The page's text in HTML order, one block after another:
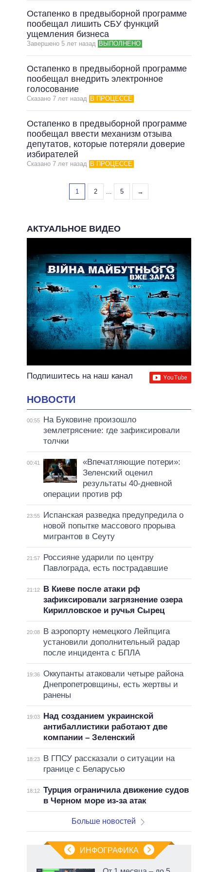
Остапенко в предвыборной программе
пообещал лишить СБУ функций
ущемления бизнеса
Завершено 5 лет назад ВЫПОЛНЕНО
Остапенко в предвыборной программе
пообещал внедрить электронное
голосование
Сказано 7 лет назад В ПРОЦЕССЕ
Остапенко в предвыборной программе
пообещал ввести механизм отзыва
депутатов, которые потеряли доверие
избирателей
Сказано 7 лет назад В ПРОЦЕССЕ
1 2 ... 5 →
АКТУАЛЬНОЕ ВИДЕО
Подпишитесь на наш канал
НОВОСТИ
00:55
На Буковине произошло
землетрясение: где зафиксировали
толчки
00:41
«Впечатляющие потери»:
Зеленский оценил
результаты 40-дневной
операции против рф
23:55
Испанская разведка предупредила о
новой попытке массового прорыва
мигрантов в Сеуту
21:57
Россияне ударили по центру
Павлограда, есть пострадавшие
21:12
В Киеве после атаки рф
зафиксировали загрязнение озера
Кирилловское и ручья Сырец
20:08
В аэропорту немецкого Лейпцига
установили дополнительный радар
после инцидента с БПЛА
19:36 Оккупанты атаковали четыре района
Днепропетровщины, есть жертвы и
ранены
19:03
Над созданием украинской
антибаллистики работают две
компании – Зеленский
18:23
В ГПСУ рассказали о ситуации на
границе с Беларусью
18:12 Турция ограничила движение судов
в Черном море из-за атак
Больше новостей
ИНФОГРАФИКА